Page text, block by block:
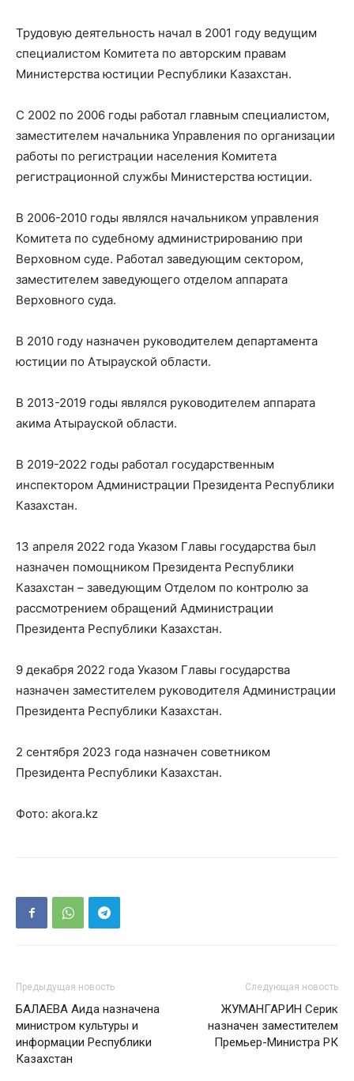
Трудовую деятельность начал в 2001 году ведущим
специалистом Комитета по авторским правам
Министерства юстиции Республики Казахстан.
С 2002 по 2006 годы работал главным специалистом,
заместителем начальника Управления по организации
работы по регистрации населения Комитета
регистрационной службы Министерства юстиции.
В 2006-2010 годы являлся начальником управления
Комитета по судебному администрированию при
Верховном суде. Работал заведующим сектором,
заместителем заведующего отделом аппарата
Верховного суда.
В 2010 году назначен руководителем департамента
юстиции по Атырауской области.
В 2013-2019 годы являлся руководителем аппарата
акима Атырауской области.
В 2019-2022 годы работал государственным
инспектором Администрации Президента Республики
Казахстан.
13 апреля 2022 года Указом Главы государства был
назначен помощником Президента Республики
Казахстан – заведующим Отделом по контролю за
рассмотрением обращений Администрации
Президента Республики Казахстан.
9 декабря 2022 года Указом Главы государства
назначен заместителем руководителя Администрации
Президента Республики Казахстан.
2 сентября 2023 года назначен советником
Президента Республики Казахстан.
Фото: akora.kz
Предыдущая новость
БАЛАЕВА Аида назначена
министром культуры и
информации Республики
Казахстан
Следующая новость
ЖУМАНГАРИН Серик
назначен заместителем
Премьер-Министра РК